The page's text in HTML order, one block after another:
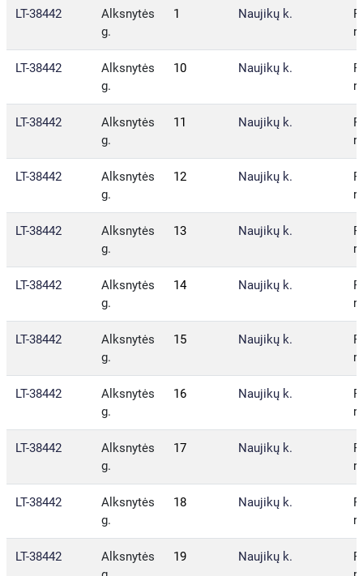
LT-38442
Alksnytės
g.
1 Naujikų k.
LT-38442
Alksnytės
g.
10 Naujikų k.
LT-38442
Alksnytės
g.
11 Naujikų k.
LT-38442
Alksnytės
g.
12 Naujikų k.
LT-38442
Alksnytės
g.
13 Naujikų k.
LT-38442
Alksnytės
g.
14 Naujikų k.
LT-38442
Alksnytės
g.
15 Naujikų k.
LT-38442
Alksnytės
g.
16 Naujikų k.
LT-38442
Alksnytės
g.
17 Naujikų k.
LT-38442
Alksnytės
g.
18 Naujikų k.
LT-38442
Alksnytės
19 Naujikų k.